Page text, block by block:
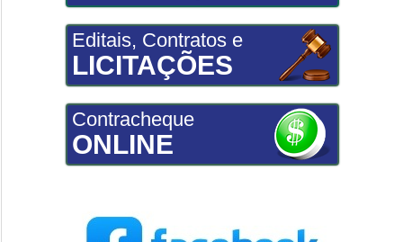
Editais, Contratos e
LICITAÇÕES
Contracheque
ONLINE